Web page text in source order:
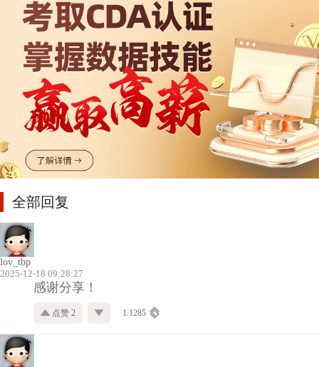
全部回复
lov_tbp
2025-12-18 09:28:27
感谢分享！
点赞 2 1.1285